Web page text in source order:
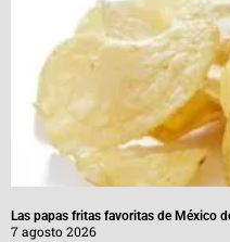
Las papas fritas favoritas de México
7 agosto 2026